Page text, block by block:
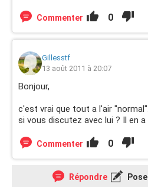
Commenter 0
Gillesstf
13 août 2011 à 20:07
Bonjour,
c'est vrai que tout a l'air
si vous discutez avec lui ? Il en
Commenter 0
Répondre